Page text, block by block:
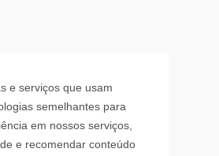
e serviços que usam
semelhantes para
em nossos serviços,
e recomendar conteúdo
69, Jardim Maluche